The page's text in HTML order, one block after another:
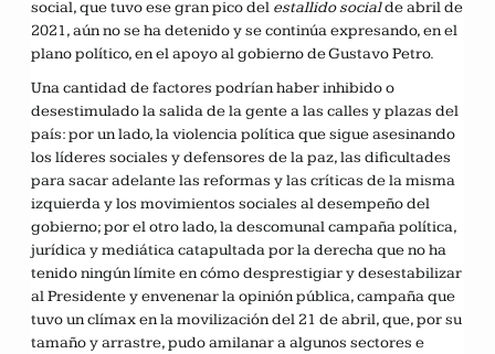
social, que tuvo ese gran pico del estallido socialde abril de
2021, aún no se ha detenido y se continúa expresando, en el
plano político, en el apoyo al gobierno de Gustavo Petro.
Una cantidad de factores podrían haber inhibido o
desestimulado la salida de la gente a las calles y plazas del
país: por un lado, la violencia política que sigue asesinando
los líderes sociales y defensores de la paz, las dificultades
para sacar adelante las reformas y las críticas de la misma
izquierda y los movimientos sociales al desempeño del
gobierno; por el otro lado, la descomunal campaña política,
jurídica y mediática catapultada por la derecha que no ha
tenido ningún límite en cómo desprestigiar y desestabilizar
al Presidente y envenenar la opinión pública, campaña que
tuvo un clímax en la movilización del 21 de abril, que, por su
tamaño y arrastre, pudo amilanar a algunos sectores e